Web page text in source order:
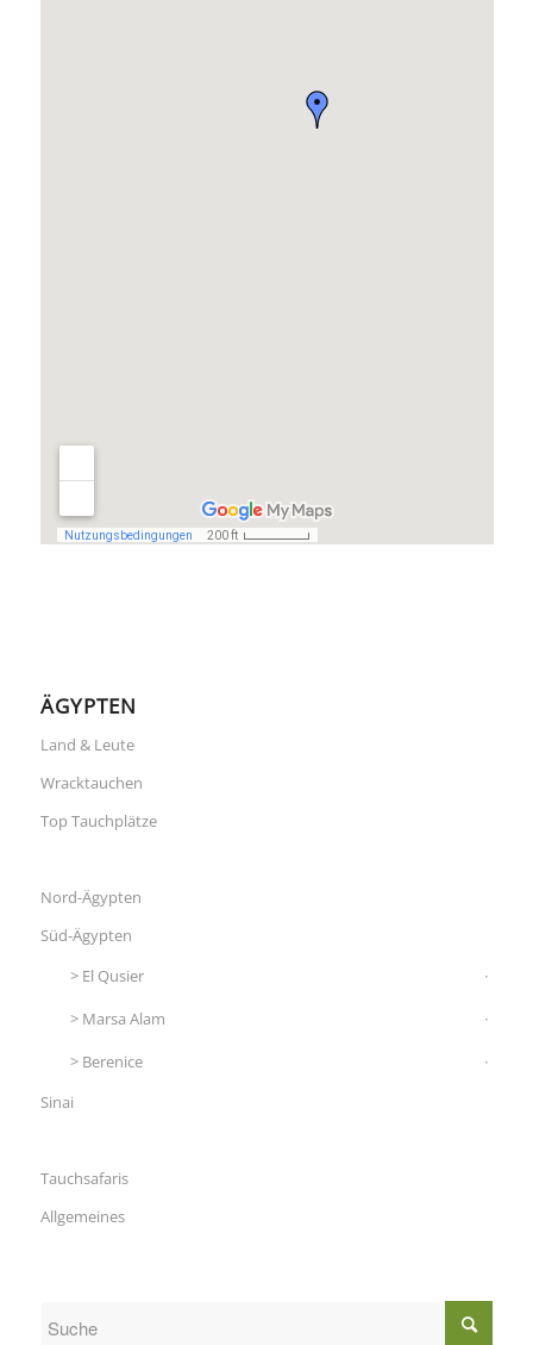
ÄGYPTEN
Land & Leute
Wracktauchen
Top Tauchplätze
Nord-Ägypten
Süd-Ägypten
El Qusier
Marsa Alam
Berenice
Sinai
Tauchsafaris
Allgemeines